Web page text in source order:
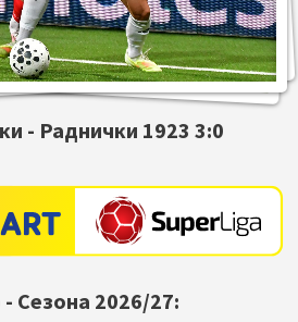
- Раднички 1923 3:0
- Сезона 2026/27: